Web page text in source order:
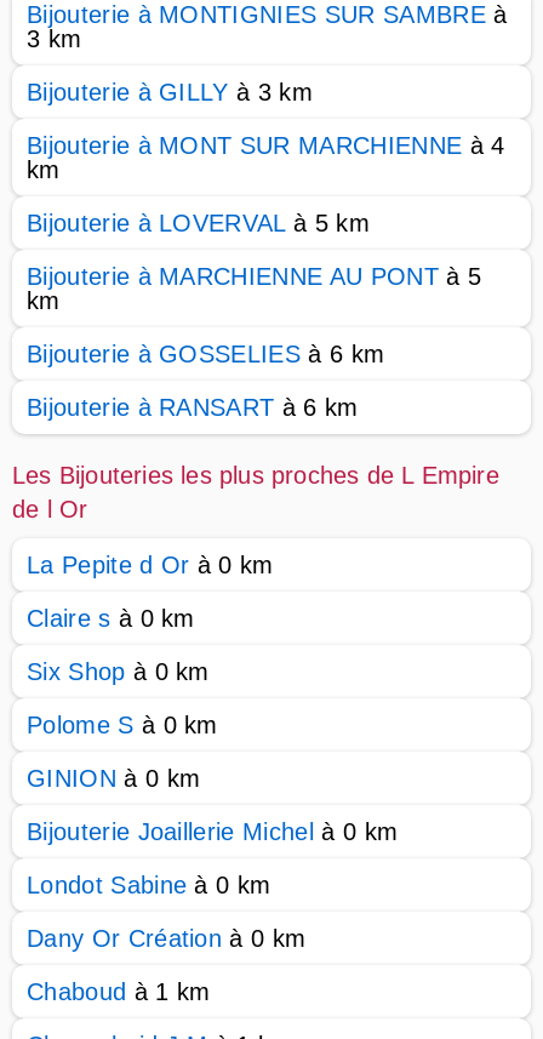
Bijouterie à MONTIGNIES SUR SAMBREà
3 km
Bijouterie à GILLY à 3 km
Bijouterie à MONT SUR MARCHIENNE à 4
km
Bijouterie à LOVERVALà 5 km
Bijouterie à MARCHIENNE AU PONTà 5
km
Bijouterie à GOSSELIES à 6 km
Bijouterie à RANSART à 6 km
Les Bijouteries les plus proches de L Empire
de l Or
La Pepite d Or à 0 km
Claire s à 0 km
Six Shop à 0 km
Polome S à 0 km
GINION à 0 km
Bijouterie Joaillerie Michel à 0 km
Londot Sabine à 0 km
Dany Or Création à 0 km
Chaboud à 1 km